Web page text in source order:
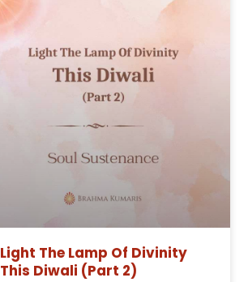
Light The Lamp Of Divinity
This Diwali (Part 2)